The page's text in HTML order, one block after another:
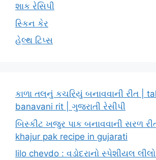
શાક રેસિપી
સ્કિન કેર
હેલ્થ ટિપ્સ
કાળા તલનું કચરિયું બનાવવાની રીત |
banavani rit | ગુજરાતી રેસીપી
બિસ્કીટ ખજુર પાક બનાવવાની સરળ
khajur pak recipe in gujarati
lilo chevdo : વડોદરાનો સ્પેશીયલ